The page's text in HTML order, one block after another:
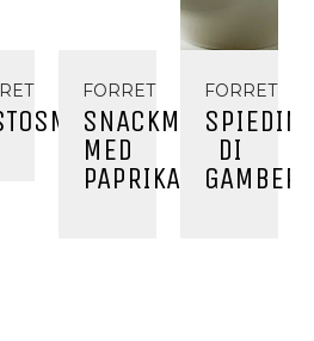
FORRET
SNACKMANDLER
MED
PAPRIKA
FORRET
SPIEDINI
DI
GAMBERI